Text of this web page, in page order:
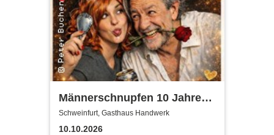
Männerschnupfen 10 Jahre
Jubiläumsshow
Schweinfurt, Gasthaus Handwerk
10.10.2026